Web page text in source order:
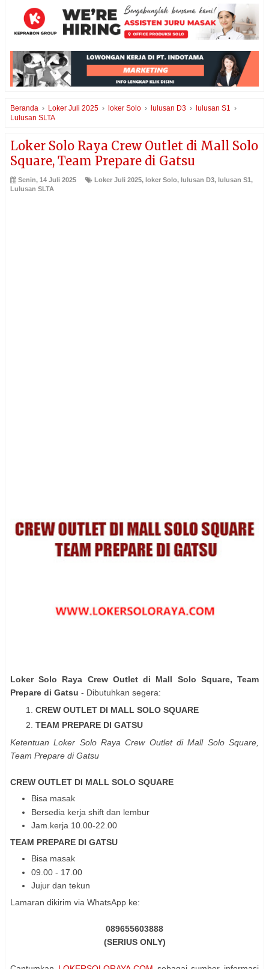
Beranda › Loker Juli 2025 › loker Solo › lulusan D3 › lulusan S1 ›
Lulusan SLTA
Loker Solo Raya Crew Outlet di Mall Solo
Square, Team Prepare di Gatsu
Senin, 14 Juli 2025 Loker Juli 2025, loker Solo, lulusan D3, lulusan S1 ,
Lulusan SLTA
Loker Solo Raya Crew Outlet di Mall Solo Square, Team
Prepare di Gatsu - Dibutuhkan segera:
CREW OUTLET DI MALL SOLO SQUARE
TEAM PREPARE DI GATSU
Ketentuan Loker Solo Raya Crew Outlet di Mall Solo Square,
Team Prepare di Gatsu
CREW OUTLET DI MALL SOLO SQUARE
Bisa masak
Bersedia kerja shift dan lembur
Jam.kerja 10.00-22.00
TEAM PREPARE DI GATSU
Bisa masak
09.00 - 17.00
Jujur dan tekun
Lamaran dikirim via WhatsApp ke:
089655603888
(SERIUS ONLY)